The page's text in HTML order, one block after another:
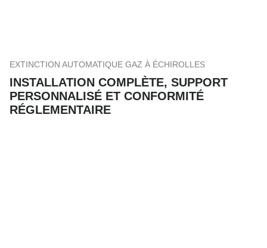
EXTINCTION AUTOMATIQUE GAZ À ÉCHIROLLES
INSTALLATION COMPLÈTE, SUPPORT
PERSONNALISÉ ET CONFORMITÉ
RÉGLEMENTAIRE